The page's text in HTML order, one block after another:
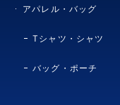
アパレル・バッグ
Tシャツ・シャツ
バッグ・ポーチ